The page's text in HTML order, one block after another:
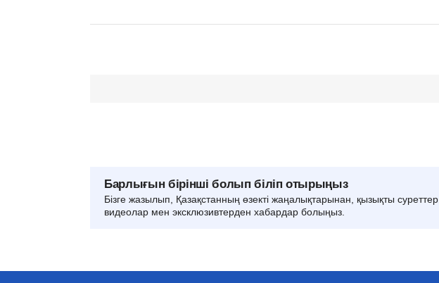
Барлығын бірінші болып біліп отырыңыз
Бізге жазылып, Қазақстанның өзекті жаңалықтарынан, қызықты суреттер,
видеолар мен эксклюзивтерден хабардар болыңыз.